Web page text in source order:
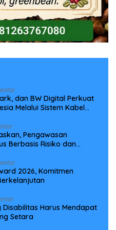
dan BW Digital Perkuat
Melalui Sistem Kabel
Pengawasan
Berbasis Risiko dan
2026, Komitmen
Disabilitas Harus Mendapat
Setara